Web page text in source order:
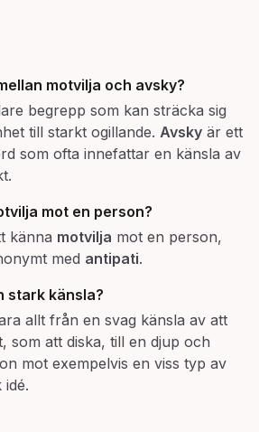
motvilja och avsky?
begrepp som kan sträcka sig
till starkt ogillande. Avsky är ett
som ofta innefattar en känsla av
mot en person?
känna motvilja mot en person,
med antipati.
stark känsla?
allt från en svag känsla av att
som att diska, till en djup och
mot exempelvis en viss typ av
idé.